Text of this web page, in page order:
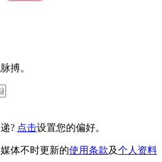
搏。
? 点击设置您的偏好。
体不时更新的使用条款及个人资料